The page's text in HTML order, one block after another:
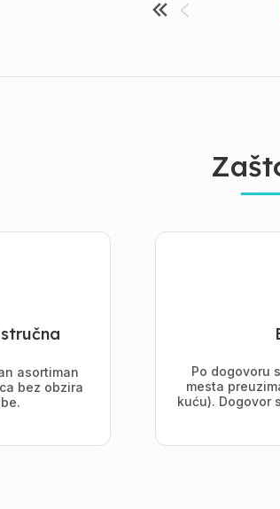
asortiman
bez obzira
Po dogovoru
mesta
kuću). Dogovor